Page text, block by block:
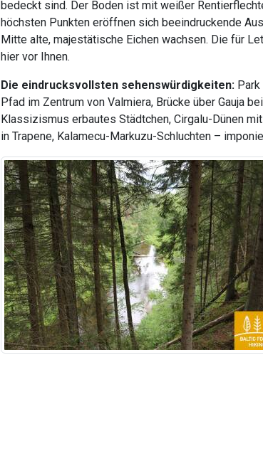
bedeckt sind. Der Boden ist mit weißer
höchsten Punkten eröffnen sich beeindruckende
Mitte alte, majestätische Eichen wachsen. Die für
hier vor Ihnen.
Die eindrucksvollsten sehenswürdigkeiten:
Pfad im Zentrum von Valmiera, Brücke über Gauja
Klassizismus erbautes Städtchen, Cirgalu-Dünen
in Trapene, Kalamecu-Markuzu-Schluchten –